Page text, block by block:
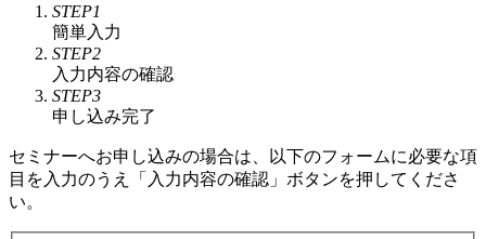
STEP1
簡単入力
STEP2
入力内容の確認
STEP3
申し込み完了
セミナーへお申し込みの場合は、以下のフォームに必要な項
目を入力のうえ「入力内容の確認」ボタンを押してくださ
い。